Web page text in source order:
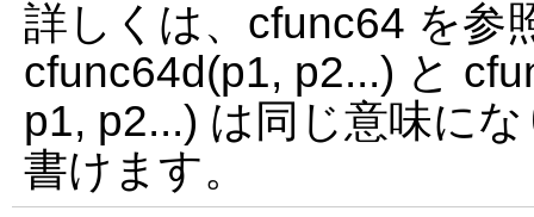
詳しくは、cfunc64 を参
cfunc64d(p1, p2...) と
p1, p2...) は同じ意味に
書けます。